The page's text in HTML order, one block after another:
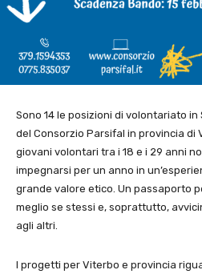
Sono 14 le posizioni di volontariato in
del Consorzio Parsifal in provincia di
giovani volontari tra i 18 e i 29 anni
impegnarsi per un anno in
grande valore etico. Un passaporto
meglio se stessi e, soprattutto,
agli altri.
I progetti per Viterbo e provincia